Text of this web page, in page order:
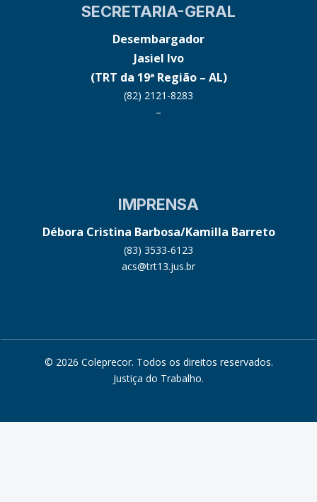
SECRETARIA-GERAL
Desembargador
Jasiel Ivo
(TRT da 19ª Região – AL)
(82) 2121-8283
–
IMPRENSA
Débora Cristina Barbosa/Kamilla Barreto
(83) 3533-6123
acs@trt13.jus.br
© 2026 Coleprecor. Todos os direitos reservados.
Justiça do Trabalho.